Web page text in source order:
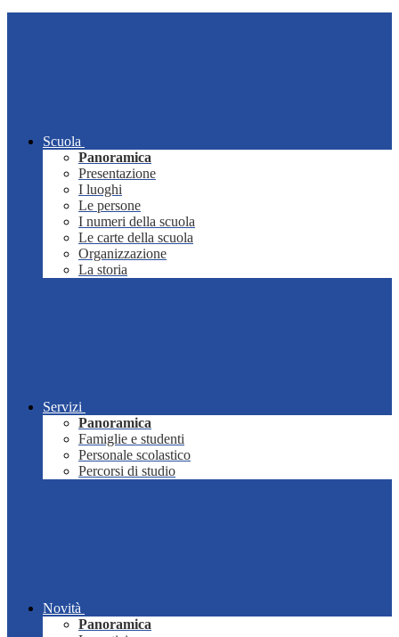
Scuola
Panoramica
Presentazione
I luoghi
Le persone
I numeri della scuola
Le carte della scuola
Organizzazione
La storia
Servizi
Panoramica
Famiglie e studenti
Personale scolastico
Percorsi di studio
Novità
Panoramica